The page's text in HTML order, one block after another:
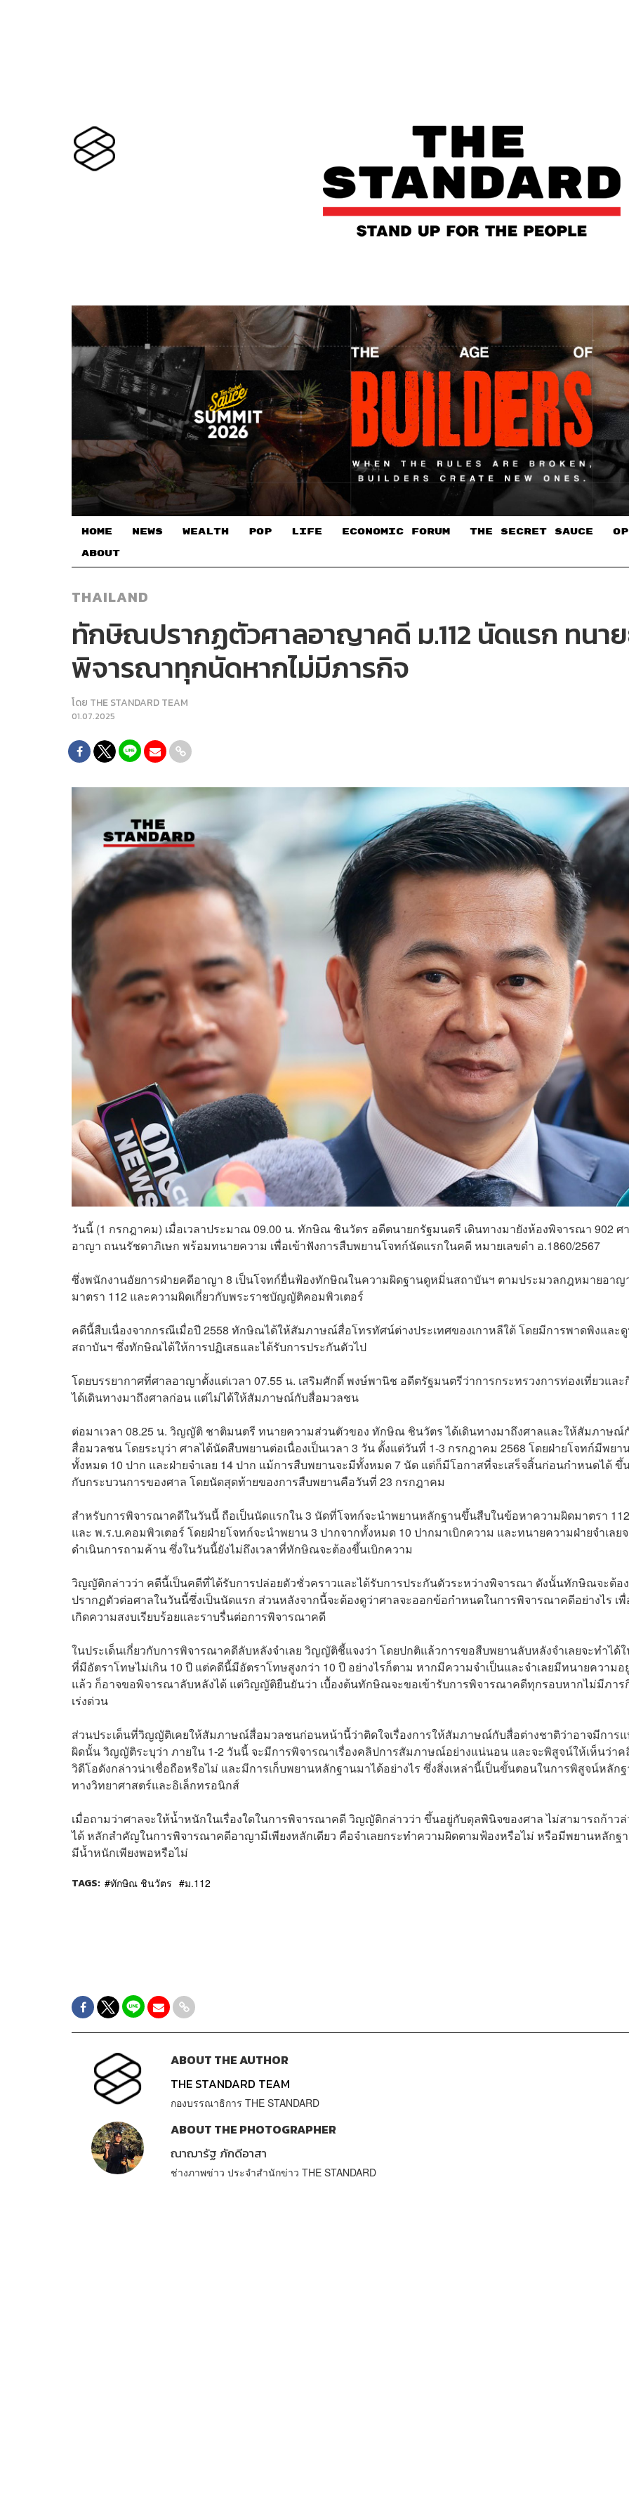
HOME NEWS WEALTH POP LIFE ECONOMIC FORUM THE SECRET SAUCE​
ABOUT
THAILAND
ทักษิณปรากฏตัวศาลอาญาคดี ม.112 นัดแรก ทน
พิจารณาทุกนัดหากไม่มีภารกิจ
โดย THE STANDARD TEAM
01.07.2025
วันนี้ (1 กรกฎาคม) เมื่อเวลาประมาณ 09.00 น. ทักษิณ ชินวัตร อดีตนายกรัฐมนตรี เดินทางมายังห้องพิจารณา 902 ศ
อาญา ถนนรัชดาภิเษก พร้อมทนายความ เพื่อเข้าฟังการสืบพยานโจทก์นัดแรกในคดี หมายเลขดำ อ.1860/2567
ซึ่งพนักงานอัยการฝ่ายคดีอาญา 8 เป็นโจทก์ยื่นฟ้องทักษิณในความผิดฐานดูหมิ่นสถาบันฯ ตามประมวลกฎหมายอาญ
มาตรา 112 และความผิดเกี่ยวกับพระราชบัญญัติคอมพิวเตอร์
คดีนี้สืบเนื่องจากกรณีเมื่อปี 2558 ทักษิณได้ให้สัมภาษณ์สื่อโทรทัศน์ต่างประเทศของเกาหลีใต้ โดยมีการพาดพิงและ
สถาบันฯ ซึ่งทักษิณได้ให้การปฏิเสธและได้รับการประกันตัวไป
โดยบรรยากาศที่ศาลอาญาตั้งแต่เวลา 07.55 น. เสริมศักดิ์ พงษ์พานิช อดีตรัฐมนตรีว่าการกระทรวงการท่องเที่ยวและ
ได้เดินทางมาถึงศาลก่อน แต่ไม่ได้ให้สัมภาษณ์กับสื่อมวลชน
ต่อมาเวลา 08.25 น. วิญญัติ ชาติมนตรี ทนายความส่วนตัวของ ทักษิณ ชินวัตร ได้เดินทางมาถึงศาลและให้สัมภาษณ์
สื่อมวลชน โดยระบุว่า ศาลได้นัดสืบพยานต่อเนื่องเป็นเวลา 3 วัน ตั้งแต่วันที่ 1-3 กรกฎาคม 2568 โดยฝ่ายโจทก์มีพยา
ทั้งหมด 10 ปาก และฝ่ายจำเลย 14 ปาก แม้การสืบพยานจะมีทั้งหมด 7 นัด แต่ก็มีโอกาสที่จะเสร็จสิ้นก่อนกำหนดได้ ขึ้
กับกระบวนการของศาล โดยนัดสุดท้ายของการสืบพยานคือวันที่ 23 กรกฎาคม
สำหรับการพิจารณาคดีในวันนี้ ถือเป็นนัดแรกใน 3 นัดที่โจทก์จะนำพยานหลักฐานขึ้นสืบในข้อหาความผิดมาตรา 112
และ พ.ร.บ.คอมพิวเตอร์ โดยฝ่ายโจทก์จะนำพยาน 3 ปากจากทั้งหมด 10 ปากมาเบิกความ และทนายความฝ่ายจำเลย
ดำเนินการถามค้าน ซึ่งในวันนี้ยังไม่ถึงเวลาที่ทักษิณจะต้องขึ้นเบิกความ
วิญญัติกล่าวว่า คดีนี้เป็นคดีที่ได้รับการปล่อยตัวชั่วคราวและได้รับการประกันตัวระหว่างพิจารณา ดังนั้นทักษิณจะต้อ
ปรากฏตัวต่อศาลในวันนี้ซึ่งเป็นนัดแรก ส่วนหลังจากนี้จะต้องดูว่าศาลจะออกข้อกำหนดในการพิจารณาคดีอย่างไร เ
เกิดความสงบเรียบร้อยและราบรื่นต่อการพิจารณาคดี
ในประเด็นเกี่ยวกับการพิจารณาคดีลับหลังจำเลย วิญญัติชี้แจงว่า โดยปกติแล้วการขอสืบพยานลับหลังจำเลยจะทำได้
ที่มีอัตราโทษไม่เกิน 10 ปี แต่คดีนี้มีอัตราโทษสูงกว่า 10 ปี อย่างไรก็ตาม หากมีความจำเป็นและจำเลยมีทนายความอ
แล้ว ก็อาจขอพิจารณาลับหลังได้ แต่วิญญัติยืนยันว่า เบื้องต้นทักษิณจะขอเข้ารับการพิจารณาคดีทุกรอบหากไม่มีภาร
เร่งด่วน
ส่วนประเด็นที่วิญญัติเคยให้สัมภาษณ์สื่อมวลชนก่อนหน้านี้ว่าติดใจเรื่องการให้สัมภาษณ์กับสื่อต่างชาติว่าอาจมีการ
ผิดนั้น วิญญัติระบุว่า ภายใน 1-2 วันนี้ จะมีการพิจารณาเรื่องคลิปการสัมภาษณ์อย่างแน่นอน และจะพิสูจน์ให้เห็นว่าค
วิดีโอดังกล่าวน่าเชื่อถือหรือไม่ และมีการเก็บพยานหลักฐานมาได้อย่างไร ซึ่งสิ่งเหล่านี้เป็นขั้นตอนในการพิสูจน์หลัก
ทางวิทยาศาสตร์และอิเล็กทรอนิกส์
เมื่อถามว่าศาลจะให้น้ำหนักในเรื่องใดในการพิจารณาคดี วิญญัติกล่าวว่า ขึ้นอยู่กับดุลพินิจของศาล ไม่สามารถก้าวล่
ได้ หลักสำคัญในการพิจารณาคดีอาญามีเพียงหลักเดียว คือจำเลยกระทำความผิดตามฟ้องหรือไม่ หรือมีพยานหลักฐ
มีน้ำหนักเพียงพอหรือไม่
TAGS: ทักษิณ ชินวัตร ม.112
ABOUT THE AUTHOR
THE STANDARD TEAM
กองบรรณาธิการ THE STANDARD
ABOUT THE PHOTOGRAPHER
ณาฌารัฐ ภักดีอาสา
ช่างภาพข่าว ประจำสำนักข่าว THE STANDARD